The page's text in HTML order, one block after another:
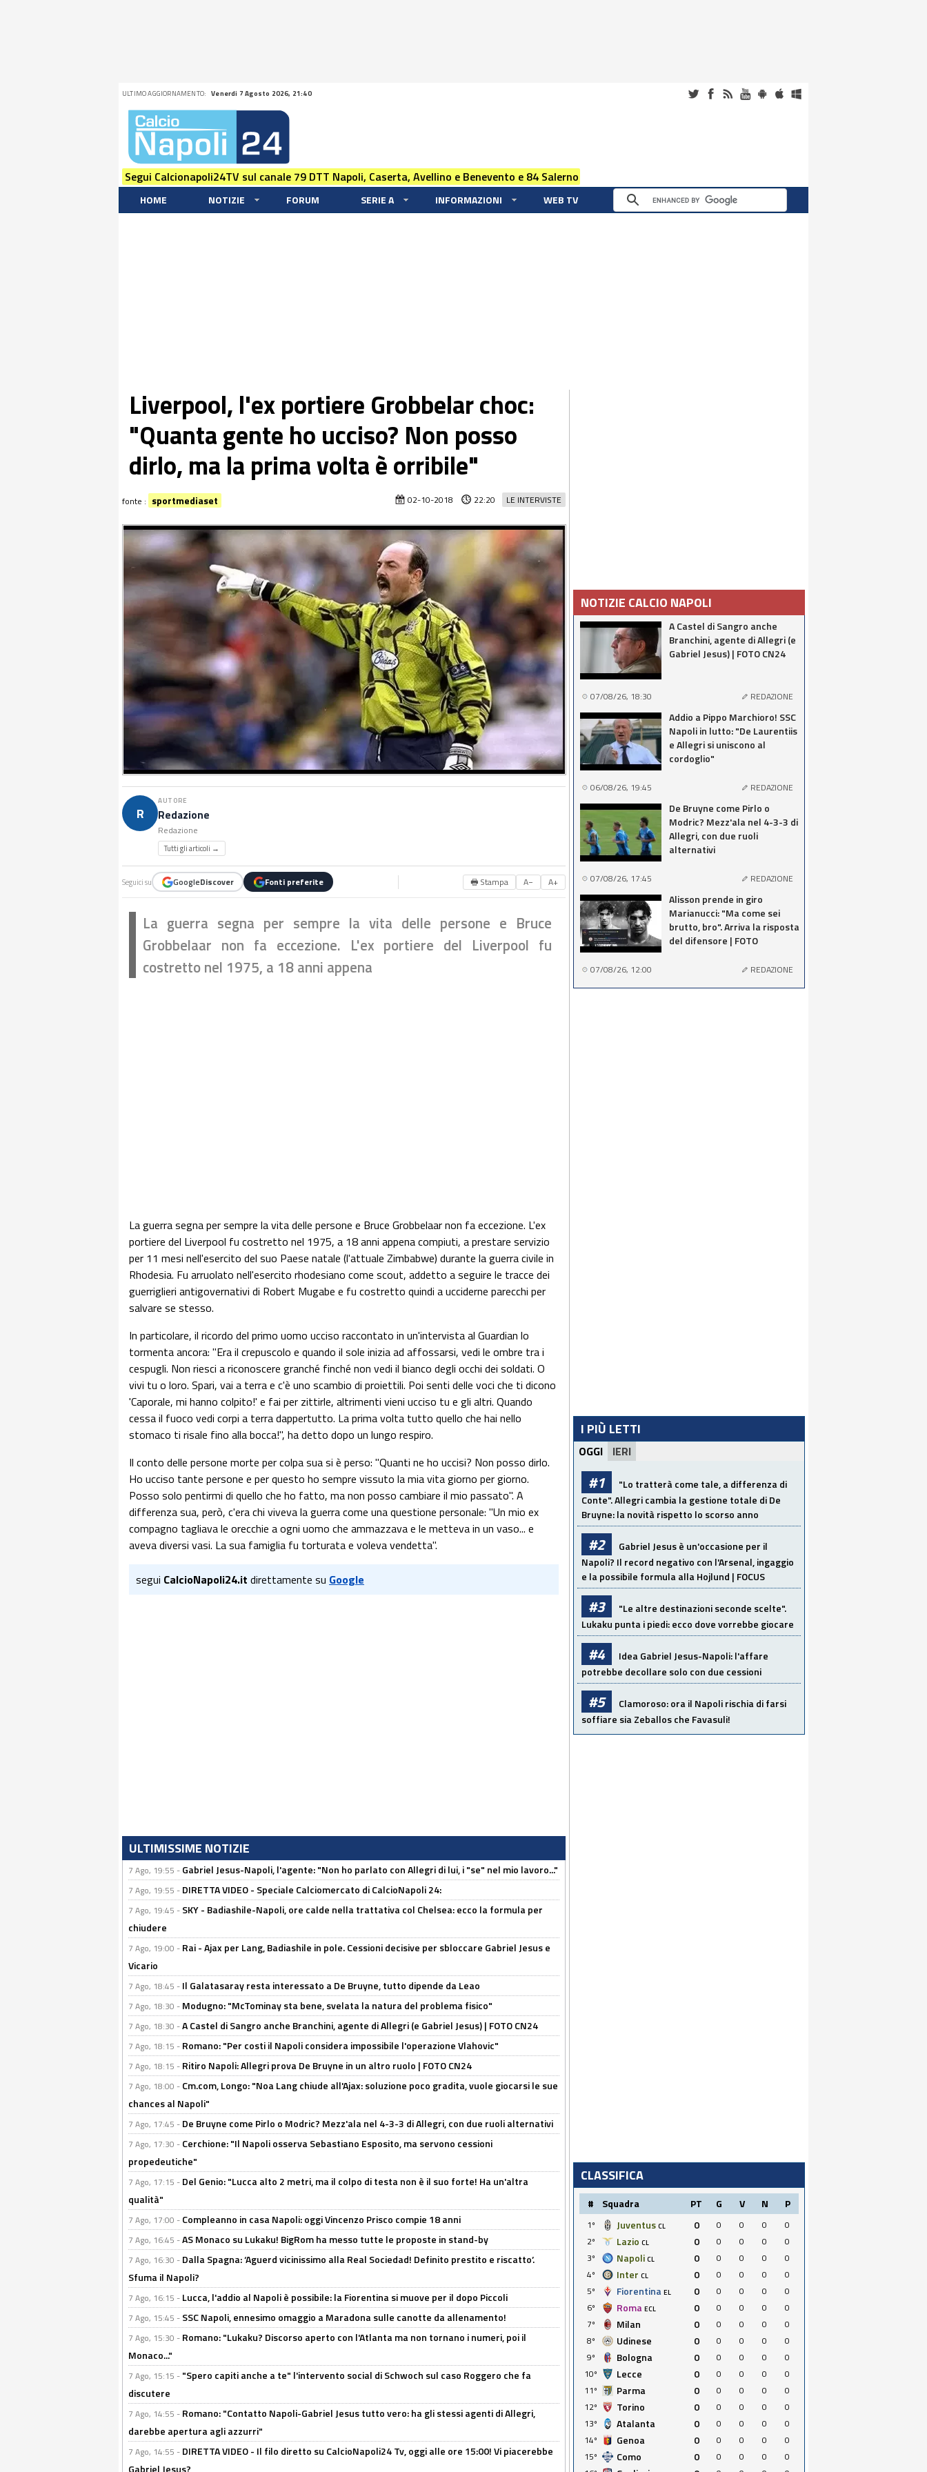
ULTIMO AGGIORNAMENTO: Venerdi 7 Agosto 2026, 21:40
Segui Calcionapoli24TV sul canale 79 DTT Napoli, Caserta, Avellino e Benevento e 84 Salerno
HOME NOTIZIE FORUM SERIE A INFORMAZIONI WEB TV
Liverpool, l'ex portiere Grobbelar choc:
"Quanta gente ho ucciso? Non posso
dirlo, ma la prima volta è orribile"
LE INTERVISTE
02-10-2018 22:20
fonte : sportmediaset
R
AUTORE
Redazione
Redazione
Tutti gli articoli →
Seguici su GoogleDiscover Fonti preferite 🖶 Stampa A− A+
La guerra segna per sempre la vita delle persone e Bruce
Grobbelaar non fa eccezione. L'ex portiere del Liverpool fu
costretto nel 1975, a 18 anni appena
La guerra segna per sempre la vita delle persone e Bruce Grobbelaar non fa eccezione. L'ex
portiere del Liverpool fu costretto nel 1975, a 18 anni appena compiuti, a prestare servizio
per 11 mesi nell'esercito del suo Paese natale (l'attuale Zimbabwe) durante la guerra civile in
Rhodesia. Fu arruolato nell'esercito rhodesiano come scout, addetto a seguire le tracce dei
guerriglieri antigovernativi di Robert Mugabe e fu costretto quindi a ucciderne parecchi per
salvare se stesso.
In particolare, il ricordo del primo uomo ucciso raccontato in un'intervista al Guardian lo
tormenta ancora: "Era il crepuscolo e quando il sole inizia ad affossarsi, vedi le ombre tra i
cespugli. Non riesci a riconoscere granché finché non vedi il bianco degli occhi dei soldati. O
vivi tu o loro. Spari, vai a terra e c'è uno scambio di proiettili. Poi senti delle voci che ti dicono
'Caporale, mi hanno colpito!' e fai per zittirle, altrimenti vieni ucciso tu e gli altri. Quando
cessa il fuoco vedi corpi a terra dappertutto. La prima volta tutto quello che hai nello
stomaco ti risale fino alla bocca!", ha detto dopo un lungo respiro.
Il conto delle persone morte per colpa sua si è perso: "Quanti ne ho uccisi? Non posso dirlo.
Ho ucciso tante persone e per questo ho sempre vissuto la mia vita giorno per giorno.
Posso solo pentirmi di quello che ho fatto, ma non posso cambiare il mio passato". A
differenza sua, però, c'era chi viveva la guerra come una questione personale: "Un mio ex
compagno tagliava le orecchie a ogni uomo che ammazzava e le metteva in un vaso... e
aveva diversi vasi. La sua famiglia fu torturata e voleva vendetta".
segui CalcioNapoli24.it direttamente su Google
ULTIMISSIME NOTIZIE
7 Ago, 19:55 - Gabriel Jesus-Napoli, l'agente: "Non ho parlato con Allegri di lui, i "se" nel mio lavoro..."
7 Ago, 19:55 - DIRETTA VIDEO - Speciale Calciomercato di CalcioNapoli 24:
7 Ago, 19:45 - SKY - Badiashile-Napoli, ore calde nella trattativa col Chelsea: ecco la formula per
chiudere
7 Ago, 19:00 - Rai - Ajax per Lang, Badiashile in pole. Cessioni decisive per sbloccare Gabriel Jesus e
Vicario
7 Ago, 18:45 - Il Galatasaray resta interessato a De Bruyne, tutto dipende da Leao
7 Ago, 18:30 - Modugno: "McTominay sta bene, svelata la natura del problema fisico"
7 Ago, 18:30 -A Castel di Sangro anche Branchini, agente di Allegri (e Gabriel Jesus) | FOTO CN24
7 Ago, 18:15 - Romano: "Per costi il Napoli considera impossibile l'operazione Vlahovic"
7 Ago, 18:15 - Ritiro Napoli: Allegri prova De Bruyne in un altro ruolo | FOTO CN24
7 Ago, 18:00 - Cm.com, Longo: "Noa Lang chiude all'Ajax: soluzione poco gradita, vuole giocarsi le sue
chances al Napoli"
7 Ago, 17:45 - De Bruyne come Pirlo o Modric? Mezz'ala nel 4-3-3 di Allegri, con due ruoli alternativi
7 Ago, 17:30 - Cerchione: "Il Napoli osserva Sebastiano Esposito, ma servono cessioni
propedeutiche"
7 Ago, 17:15 - Del Genio: "Lucca alto 2 metri, ma il colpo di testa non è il suo forte! Ha un'altra
qualità"
7 Ago, 17:00 - Compleanno in casa Napoli: oggi Vincenzo Prisco compie 18 anni
7 Ago, 16:45 -AS Monaco su Lukaku! BigRom ha messo tutte le proposte in stand-by
7 Ago, 16:30 - Dalla Spagna: ‘Aguerd vicinissimo alla Real Sociedad! Definito prestito e riscatto’.
Sfuma il Napoli?
7 Ago, 16:15 - Lucca, l'addio al Napoli è possibile: la Fiorentina si muove per il dopo Piccoli
7 Ago, 15:45 - SSC Napoli, ennesimo omaggio a Maradona sulle canotte da allenamento!
7 Ago, 15:30 - Romano: "Lukaku? Discorso aperto con l'Atlanta ma non tornano i numeri, poi il
Monaco..."
7 Ago, 15:15 - "Spero capiti anche a te" l'intervento social di Schwoch sul caso Roggero che fa
discutere
7 Ago, 14:55 - Romano: "Contatto Napoli-Gabriel Jesus tutto vero: ha gli stessi agenti di Allegri,
darebbe apertura agli azzurri"
7 Ago, 14:55 - DIRETTA VIDEO - Il filo diretto su CalcioNapoli24 Tv, oggi alle ore 15:00! Vi piacerebbe
Gabriel Jesus?
NOTIZIE CALCIO NAPOLI
A Castel di Sangro anche
Branchini, agente di Allegri (e
Gabriel Jesus) | FOTO CN24
07/08/26, 18:30 REDAZIONE
Addio a Pippo Marchioro! SSC
Napoli in lutto: "De Laurentiis
e Allegri si uniscono al
cordoglio"
06/08/26, 19:45 REDAZIONE
De Bruyne come Pirlo o
Modric? Mezz'ala nel 4-3-3 di
Allegri, con due ruoli
alternativi
07/08/26, 17:45 REDAZIONE
Alisson prende in giro
Marianucci: "Ma come sei
brutto, bro". Arriva la risposta
del difensore | FOTO
07/08/26, 12:00 REDAZIONE
I PIÙ LETTI
OGGI IERI
#1
"Lo tratterà come tale, a differenza di
Conte". Allegri cambia la gestione totale di De
Bruyne: la novità rispetto lo scorso anno
#2
Gabriel Jesus è un'occasione per il
Napoli? Il record negativo con l'Arsenal, ingaggio
e la possibile formula alla Hojlund | FOCUS
#3
"Le altre destinazioni seconde scelte".
Lukaku punta i piedi: ecco dove vorrebbe giocare
#4
Idea Gabriel Jesus-Napoli: l'affare
potrebbe decollare solo con due cessioni
#5
Clamoroso: ora il Napoli rischia di farsi
soffiare sia Zeballos che Favasuli!
CLASSIFICA
# Squadra PT G V N P
1º Juventus CL 0 0 0 0
0
2º
Lazio CL 0 0 0 0
0
3º
Napoli CL 0 0 0 0
0
4º
Inter CL 0 0 0 0
0
5º
Fiorentina EL 0 0 0 0
0
6º
Roma ECL 0 0 0 0
0
7º
Milan 0 0 0 0
0
8º
Udinese 0 0 0 0
0
9º
Bologna 0 0 0 0
0
10º
Lecce 0 0 0 0
0
11º
Parma 0 0 0 0
0
12º
Torino 0 0 0 0
0
13º
Atalanta 0 0 0 0
0
14º
Genoa 0 0 0 0
0
15º
Como 0 0 0 0
0